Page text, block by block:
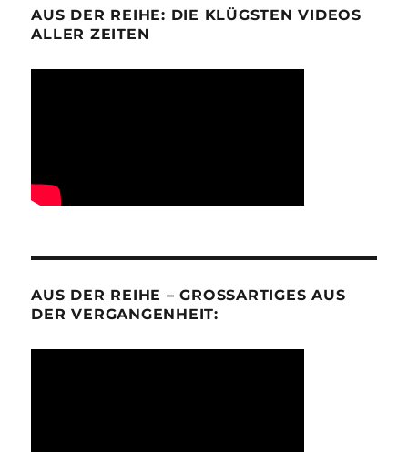
AUS DER REIHE: DIE KLÜGSTEN VIDEOS
ALLER ZEITEN
AUS DER REIHE – GROSSARTIGES AUS D
ER VERGANGENHEIT: